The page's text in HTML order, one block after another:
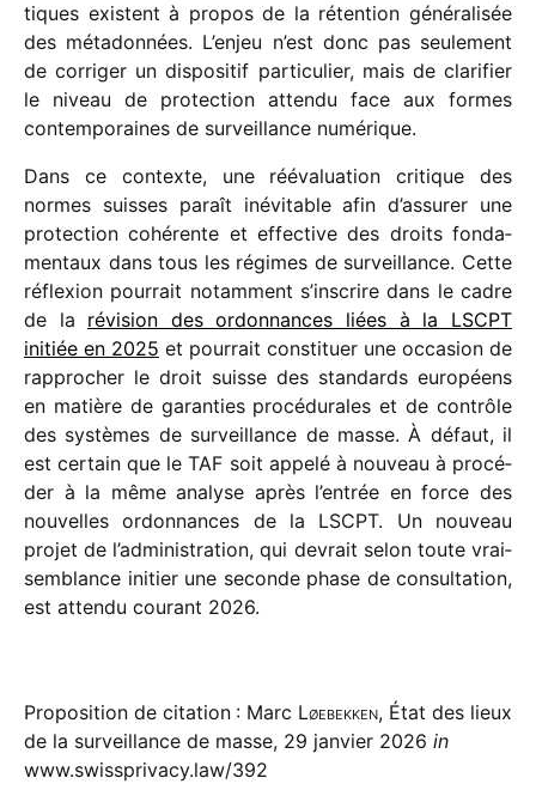
tiques existent à propos de la réten­tion géné­ra­li­sée
des méta­don­nées. L’enjeu n’est donc pas seule­ment
de corri­ger un dispo­si­tif parti­cu­lier, mais de clari­fier
le niveau de protec­tion attendu face aux formes
contem­po­raines de surveillance numérique.
Dans ce contexte, une rééva­lua­tion critique des
normes suisses paraît inévi­table afin d’assurer une
protec­tion cohé­rente et effec­tive des droits fonda­
men­taux dans tous les régimes de surveillance. Cette
réflexion pour­rait notam­ment s’inscrire dans le cadre
de la révi­sion des ordon­nances liées à la LSCPT
initiée en 2025 et pour­rait consti­tuer une occa­sion de
rappro­cher le droit suisse des stan­dards euro­péens
en matière de garan­ties procé­du­rales et de contrôle
des systèmes de surveillance de masse. À défaut, il
est certain que le TAF soit appelé à nouveau à procé­
der à la même analyse après l’entrée en force des
nouvelles ordon­nances de la LSCPT. Un nouveau
projet de l’administration, qui devrait selon toute vrai­
sem­blance initier une seconde phase de consul­ta­tion,
est attendu courant 2026.
Proposition de citation : Marc Løebekken, État des lieux
de la surveillance de masse, 29 janvier 2026 in
www.swissprivacy.law/392